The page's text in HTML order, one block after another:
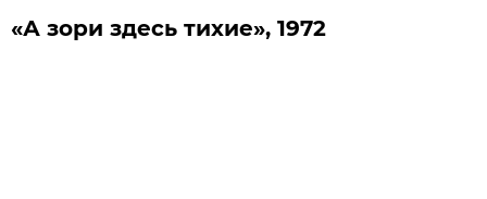
«А зори здесь тихие», 1972